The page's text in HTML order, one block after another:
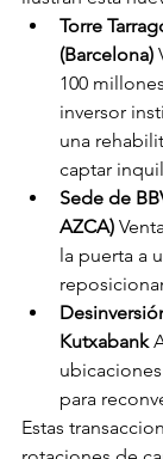
Torre
(Barcelona)
100
inversor
una
captar
Sede de
AZCA)
la puerta a
Kutxabank
para
Estas